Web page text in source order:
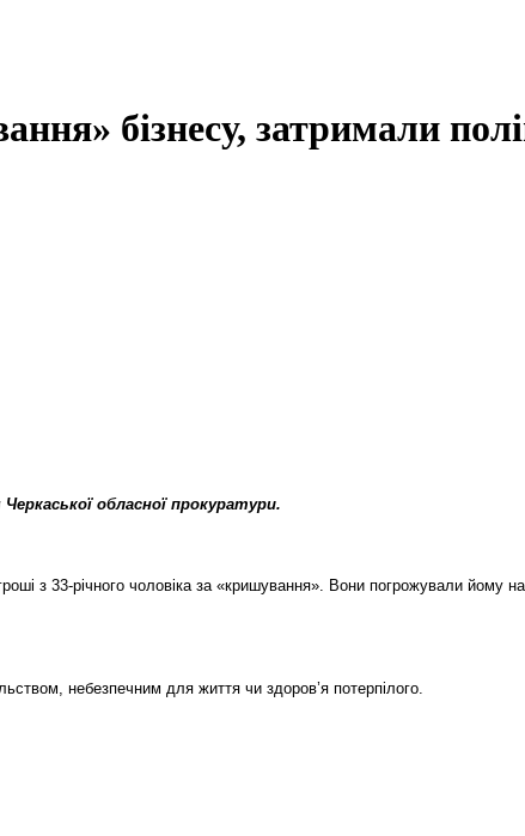
бізнесу, затримали
обласної прокуратури.
з 33-річного чоловіка за «кришування». Вони погрожували йому
небезпечним для життя чи здоров’я потерпілого.